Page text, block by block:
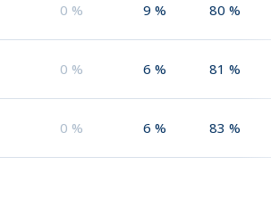
0 % 9 % 80 %
0 % 6 % 81 %
0 % 6 % 83 %